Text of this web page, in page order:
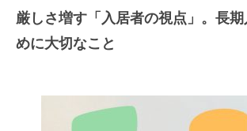
厳しさ増す「入居者の視点」。長
めに大切なこと